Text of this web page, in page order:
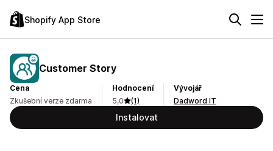
Shopify App Store
Customer Story
Cena
Zkušební verze zdarma
Hodnocení
5,0
(1)
Vývojář
Dadword IT
Instalovat